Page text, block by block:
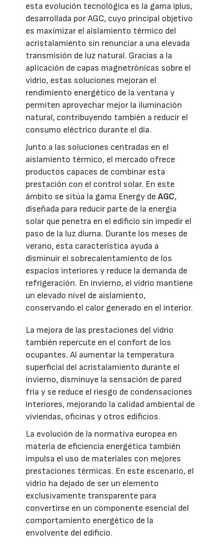
esta evolución tecnológica es la gama iplus,
desarrollada por AGC, cuyo principal objetivo
es maximizar el aislamiento térmico del
acristalamiento sin renunciar a una elevada
transmisión de luz natural. Gracias a la
aplicación de capas magnetrónicas sobre el
vidrio, estas soluciones mejoran el
rendimiento energético de la ventana y
permiten aprovechar mejor la iluminación
natural, contribuyendo también a reducir el
consumo eléctrico durante el día.
Junto a las soluciones centradas en el
aislamiento térmico, el mercado ofrece
productos capaces de combinar esta
prestación con el control solar. En este
ámbito se sitúa la gama Energy de AGC,
diseñada para reducir parte de la energía
solar que penetra en el edificio sin impedir el
paso de la luz diurna. Durante los meses de
verano, esta característica ayuda a
disminuir el sobrecalentamiento de los
espacios interiores y reduce la demanda de
refrigeración. En invierno, el vidrio mantiene
un elevado nivel de aislamiento,
conservando el calor generado en el interior.
La mejora de las prestaciones del vidrio
también repercute en el confort de los
ocupantes. Al aumentar la temperatura
superficial del acristalamiento durante el
invierno, disminuye la sensación de pared
fría y se reduce el riesgo de condensaciones
interiores, mejorando la calidad ambiental de
viviendas, oficinas y otros edificios.
La evolución de la normativa europea en
materia de eficiencia energética también
impulsa el uso de materiales con mejores
prestaciones térmicas. En este escenario, el
vidrio ha dejado de ser un elemento
exclusivamente transparente para
convertirse en un componente esencial del
comportamiento energético de la
envolvente del edificio.